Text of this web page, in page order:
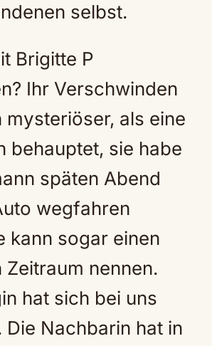
selbst.
Brigitte P
Ihr Verschwinden
als eine
behauptet, sie habe
späten Abend
wegfahren
kann sogar einen
Zeitraum nennen.
hat sich bei uns
Die Nachbarin hat in